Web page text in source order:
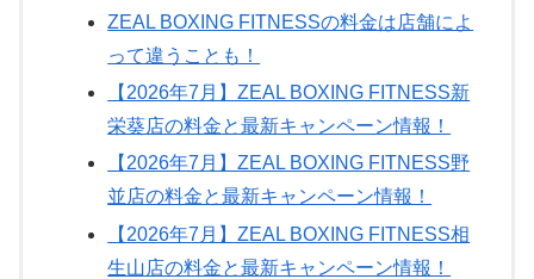
ZEAL BOXING FITNESSの料金は店舗によ
って違うことも！
【2026年7月】ZEAL BOXING FITNESS新
栄葵店の料金と最新キャンペーン情報！
【2026年7月】ZEAL BOXING FITNESS野
並店の料金と最新キャンペーン情報！
【2026年7月】ZEAL BOXING FITNESS相
生山店の料金と最新キャンペーン情報！